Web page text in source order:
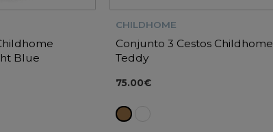
Blue
CHILDHOME
Conjunto 3 Cestos Childhome
Teddy
75.00€